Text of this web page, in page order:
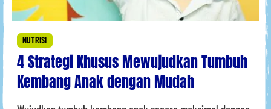
NUTRISI
4 Strategi Khusus Mewujudkan Tumbuh
Kembang Anak dengan Mudah